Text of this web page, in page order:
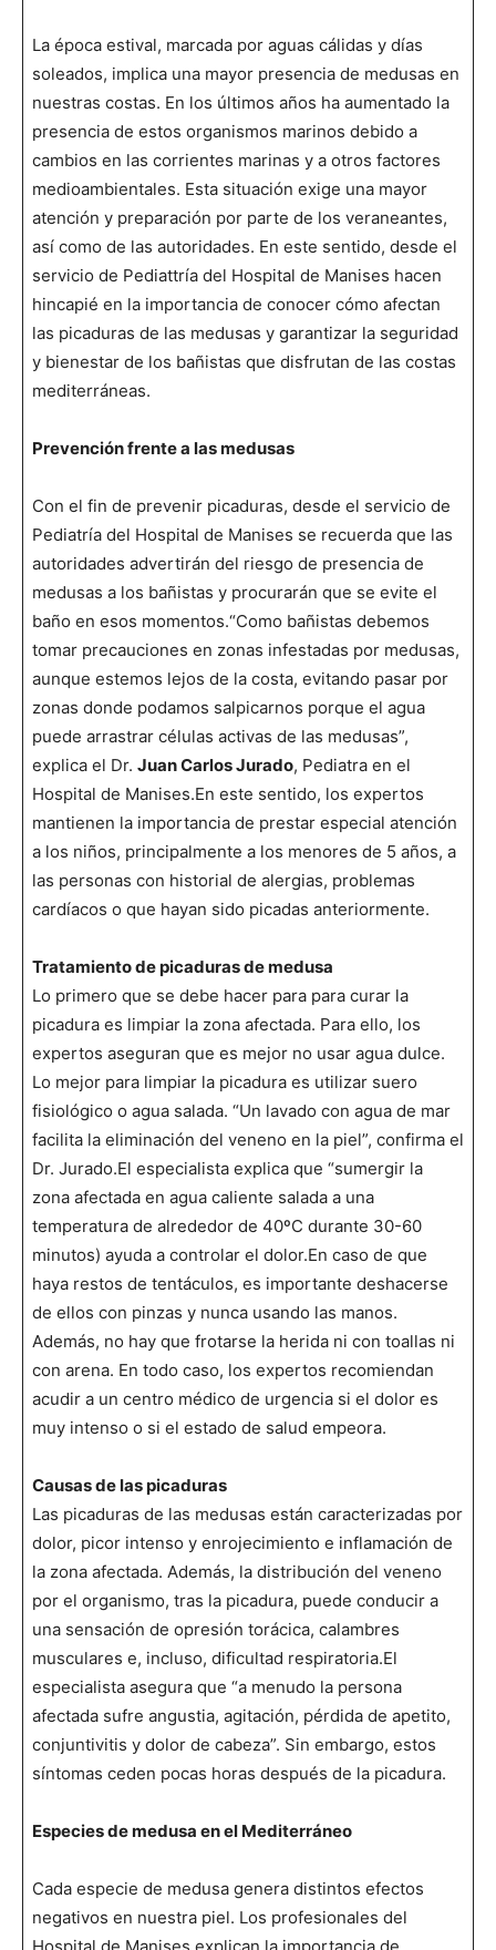
La época estival, marcada por aguas cálidas y días
soleados, implica una mayor presencia de medusas en
nuestras costas. En los últimos años ha aumentado la
presencia de estos organismos marinos debido a
cambios en las corrientes marinas y a otros factores
medioambientales. Esta situación exige una mayor
atención y preparación por parte de los veraneantes,
así como de las autoridades. En este sentido, desde el
servicio de Pediattría del Hospital de Manises hacen
hincapié en la importancia de conocer cómo afectan
las picaduras de las medusas y garantizar la seguridad
y bienestar de los bañistas que disfrutan de las costas
mediterráneas.
Prevención frente a las medusas
Con el fin de prevenir picaduras, desde el servicio de
Pediatría del Hospital de Manises se recuerda que las
autoridades advertirán del riesgo de presencia de
medusas a los bañistas y procurarán que se evite el
baño en esos momentos.“Como bañistas debemos
tomar precauciones en zonas infestadas por medusas,
aunque estemos lejos de la costa, evitando pasar por
zonas donde podamos salpicarnos porque el agua
puede arrastrar células activas de las medusas”,
explica el Dr. Juan Carlos Jurado, Pediatra en el
Hospital de Manises.En este sentido, los expertos
mantienen la importancia de prestar especial atención
a los niños, principalmente a los menores de 5 años, a
las personas con historial de alergias, problemas
cardíacos o que hayan sido picadas anteriormente.
Tratamiento de picaduras de medusa
Lo primero que se debe hacer para para curar la
picadura es limpiar la zona afectada. Para ello, los
expertos aseguran que es mejor no usar agua dulce.
Lo mejor para limpiar la picadura es utilizar suero
fisiológico o agua salada. “Un lavado con agua de mar
facilita la eliminación del veneno en la piel”, confirma el
Dr. Jurado.El especialista explica que “sumergir la
zona afectada en agua caliente salada a una
temperatura de alrededor de 40ºC durante 30-60
minutos) ayuda a controlar el dolor.En caso de que
haya restos de tentáculos, es importante deshacerse
de ellos con pinzas y nunca usando las manos.
Además, no hay que frotarse la herida ni con toallas ni
con arena. En todo caso, los expertos recomiendan
acudir a un centro médico de urgencia si el dolor es
muy intenso o si el estado de salud empeora.
Causas de las picaduras
Las picaduras de las medusas están caracterizadas por
dolor, picor intenso y enrojecimiento e inflamación de
la zona afectada. Además, la distribución del veneno
por el organismo, tras la picadura, puede conducir a
una sensación de opresión torácica, calambres
musculares e, incluso, dificultad respiratoria.El
especialista asegura que “a menudo la persona
afectada sufre angustia, agitación, pérdida de apetito,
conjuntivitis y dolor de cabeza”. Sin embargo, estos
síntomas ceden pocas horas después de la picadura.
Especies de medusa en el Mediterráneo
Cada especie de medusa genera distintos efectos
negativos en nuestra piel. Los profesionales del